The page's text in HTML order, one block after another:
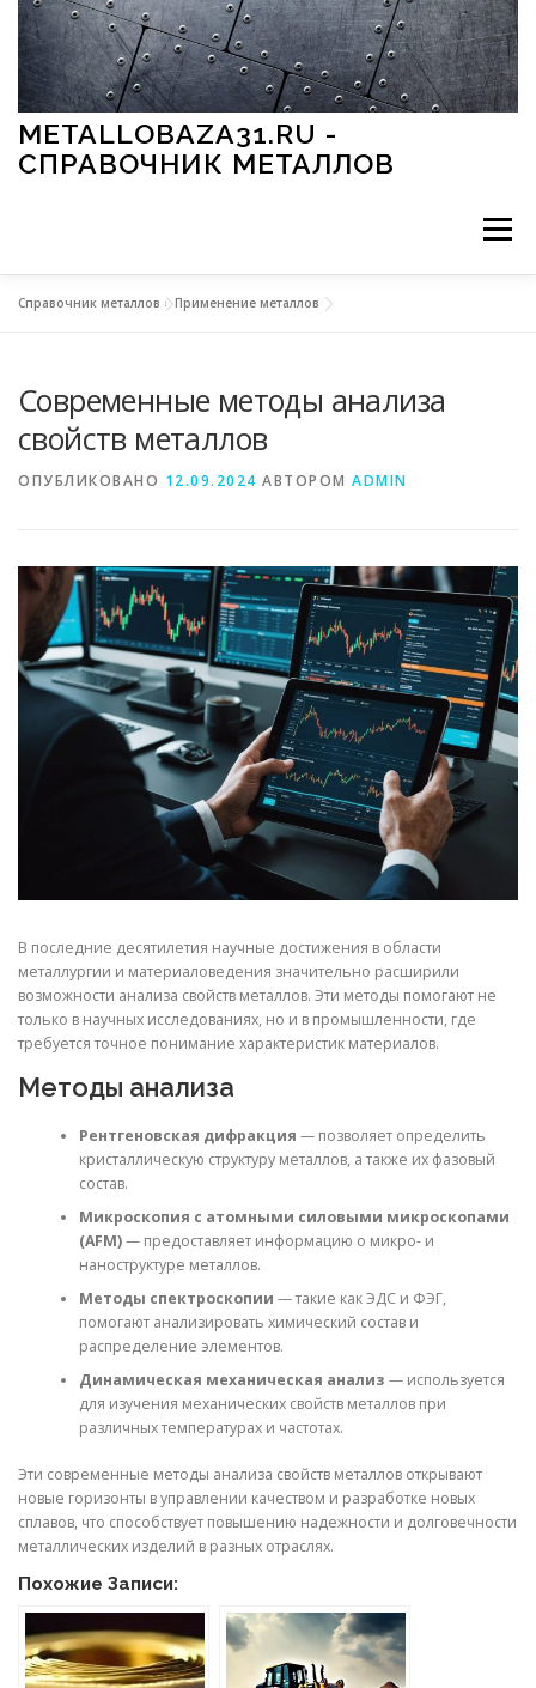
Перейти к содержимому
METALLOBAZA31.RU -
СПРАВОЧНИК МЕТАЛЛОВ
Меню
МЕТАЛЛЫ И ОКРУЖАЮЩАЯ СРЕДА
СВОЙСТВА МЕТАЛЛОВ СОРТА МЕТАЛЛОВ
СТАТЬИ
Справочник металлов »Применение металлов
Современные методы анализа
свойств металлов
ОПУБЛИКОВАНО 12.09.2024 АВТОРОМ ADMIN
В последние десятилетия научные достижения в области
металлургии и материаловедения значительно расширили
возможности анализа свойств металлов. Эти методы помогают не
только в научных исследованиях, но и в промышленности, где
требуется точное понимание характеристик материалов.
Методы анализа
Рентгеновская дифракция — позволяет определить
кристаллическую структуру металлов, а также их фазовый
состав.
Микроскопия с атомными силовыми микроскопами
(AFM)— предоставляет информацию о микро- и
наноструктуре металлов.
Методы спектроскопии — такие как ЭДС и ФЭГ,
помогают анализировать химический состав и
распределение элементов.
Динамическая механическая анализ — используется
для изучения механических свойств металлов при
различных температурах и частотах.
Эти современные методы анализа свойств металлов открывают
новые горизонты в управлении качеством и разработке новых
сплавов, что способствует повышению надежности и долговечности
металлических изделий в разных отраслях.
Похожие Записи: